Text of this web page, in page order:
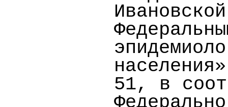
51, в